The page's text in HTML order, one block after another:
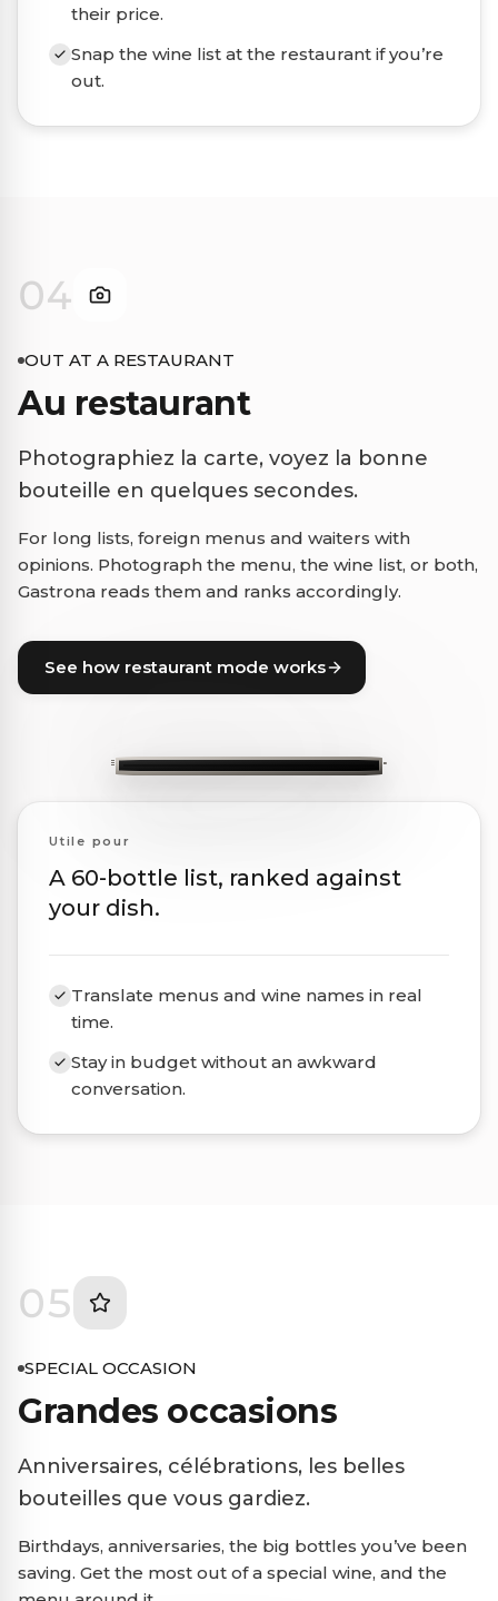
their price.
Snap the wine list at the restaurant if you’re
out.
04
OUT AT A RESTAURANT
Au restaurant
Photographiez la carte, voyez la bonne
bouteille en quelques secondes.
For long lists, foreign menus and waiters with
opinions. Photograph the menu, the wine list, or both,
Gastrona reads them and ranks accordingly.
See how restaurant mode works
Utile pour
A 60-bottle list, ranked against
your dish.
Translate menus and wine names in real
time.
Stay in budget without an awkward
conversation.
05
SPECIAL OCCASION
Grandes occasions
Anniversaires, célébrations, les belles
bouteilles que vous gardiez.
Birthdays, anniversaries, the big bottles you’ve been
saving. Get the most out of a special wine, and the